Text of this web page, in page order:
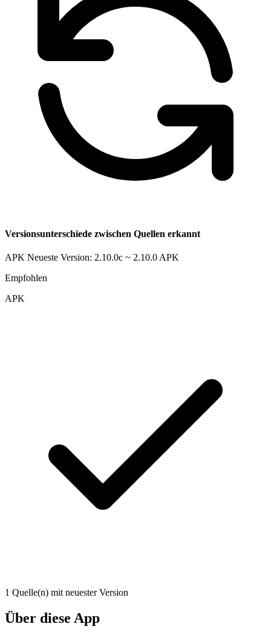
Versionsunterschiede zwischen Quellen erkannt
APK Neueste Version: 2.10.0c ~ 2.10.0 APK
Empfohlen
APK
1 Quelle(n) mit neuester Version
Über diese App